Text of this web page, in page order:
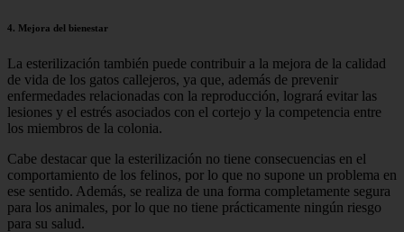
4. Mejora del bienestar
La esterilización también puede contribuir a la mejora de la calidad
de vida de los gatos callejeros, ya que, además de prevenir
enfermedades relacionadas con la reproducción, logrará evitar las
lesiones y el estrés asociados con el cortejo y la competencia entre
los miembros de la colonia.
Cabe destacar que la esterilización no tiene consecuencias en el
comportamiento de los felinos, por lo que no supone un problema en
ese sentido. Además, se realiza de una forma completamente segura
para los animales, por lo que no tiene prácticamente ningún riesgo
para su salud.